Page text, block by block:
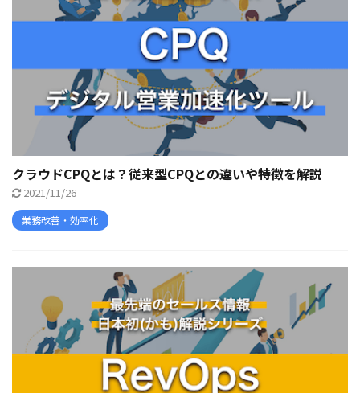
クラウドCPQとは？従来型CPQとの違いや特徴を解説
2021/11/26
業務改善・効率化